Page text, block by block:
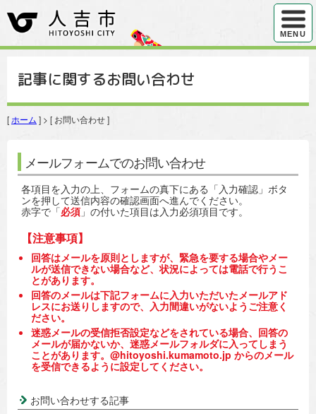
ハンバ
MENU
記事に関するお問い合わせ
[ ホーム ] > [ お問い合わせ ]
メールフォームでのお問い合わせ
各項目を入力の上、フォームの真下にある「入力確認」ボタ
ンを押して送信内容の確認画面へ進んでください。
赤字で「必須 」の付いた項目は入力必須項目です。
【注意事項】
回答はメールを原則としますが、緊急を要する場合やメー
ルが送信できない場合など、状況によっては電話で行うこ
とがあります。
回答のメールは下記フォームに入力いただいたメールアド
レスにお送りしますので、入力間違いがないようご注意く
ださい。
迷惑メールの受信拒否設定などをされている場合、回答の
メールが届かないか、迷惑メールフォルダに入ってしまう
ことがあります。@hitoyoshi.kumamoto.jp からのメール
を受信できるように設定してください。
お問い合わせする記事